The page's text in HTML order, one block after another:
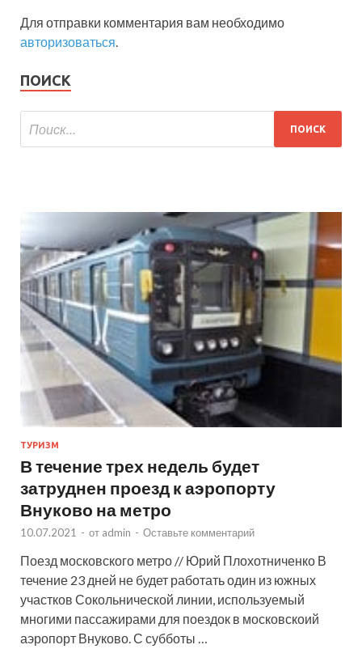
Для отправки комментария вам необходимо
авторизоваться.
ПОИСК
ТУРИЗМ
В течение трех недель будет
затруднен проезд к аэропорту
Внуково на метро
10.07.2021 - от admin - Оставьте комментарий
Поезд московского метро // Юрий Плохотниченко В
течение 23 дней не будет работать один из южных
участков Сокольнической линии, используемый
многими пассажирами для поездок в московскоий
аэропорт Внуково. С субботы …